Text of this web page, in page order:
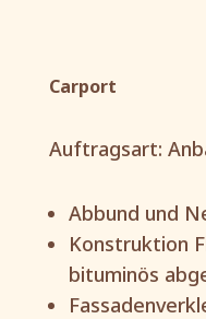
Carport
Auftragsart:
Abbund und
Konstruktion
bituminös